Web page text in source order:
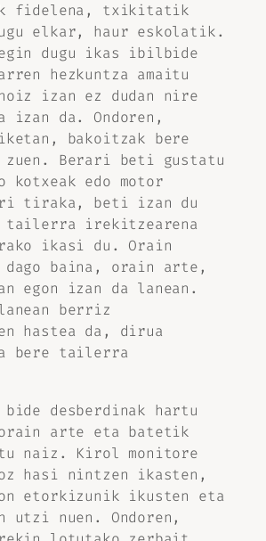
fidelena, txikitatik
elkar, haur eskolatik.
dugu ikas ibilbide
hezkuntza amaitu
izan ez dudan nire
izan da. Ondoren,
bakoitzak bere
zuen. Berari beti gustatu
kotxeak edo motor
tiraka, beti izan du
tailerra irekitzearena
ikasi du. Orain
dago baina, orain arte,
egon izan da lanean.
berriz
hastea da, dirua
bere tailerra
desberdinak hartu
arte eta batetik
naiz. Kirol monitore
hasi nintzen ikasten,
etorkizunik ikusten eta
utzi nuen. Ondoren,